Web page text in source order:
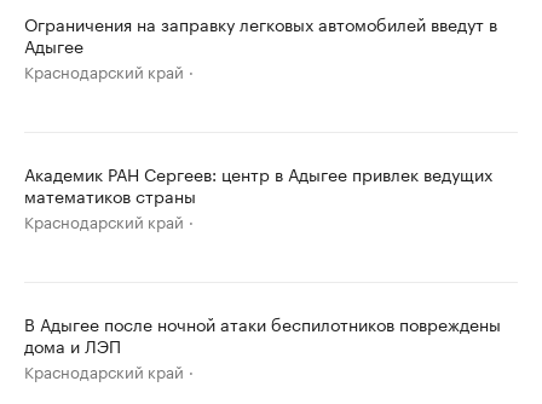
Ограничения на заправку легковых автомобилей введут в
Адыгее
Краснодарский край
Академик РАН Сергеев: центр в Адыгее привлек ведущих
математиков страны
Краснодарский край
В Адыгее после ночной атаки беспилотников повреждены
дома и ЛЭП
Краснодарский край